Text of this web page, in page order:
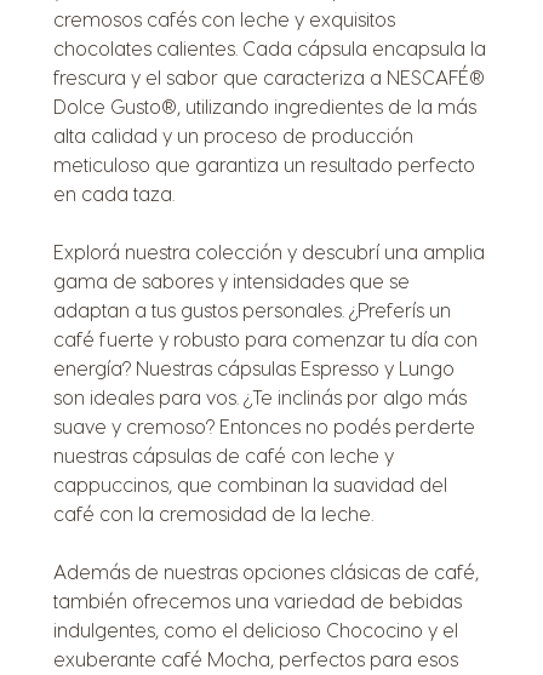
cremosos cafés con leche y exquisitos
chocolates calientes. Cada cápsula encapsula la
frescura y el sabor que caracteriza a NESCAFÉ®
Dolce Gusto®, utilizando ingredientes de la más
alta calidad y un proceso de producción
meticuloso que garantiza un resultado perfecto
en cada taza.
Explorá nuestra colección y descubrí una amplia
gama de sabores y intensidades que se
adaptan a tus gustos personales. ¿Preferís un
café fuerte y robusto para comenzar tu día con
energía? Nuestras cápsulas Espresso y Lungo
son ideales para vos. ¿Te inclinás por algo más
suave y cremoso? Entonces no podés perderte
nuestras cápsulas de café con leche y
cappuccinos, que combinan la suavidad del
café con la cremosidad de la leche.
Además de nuestras opciones clásicas de café,
también ofrecemos una variedad de bebidas
indulgentes, como el delicioso Chococino y el
exuberante café Mocha, perfectos para esos